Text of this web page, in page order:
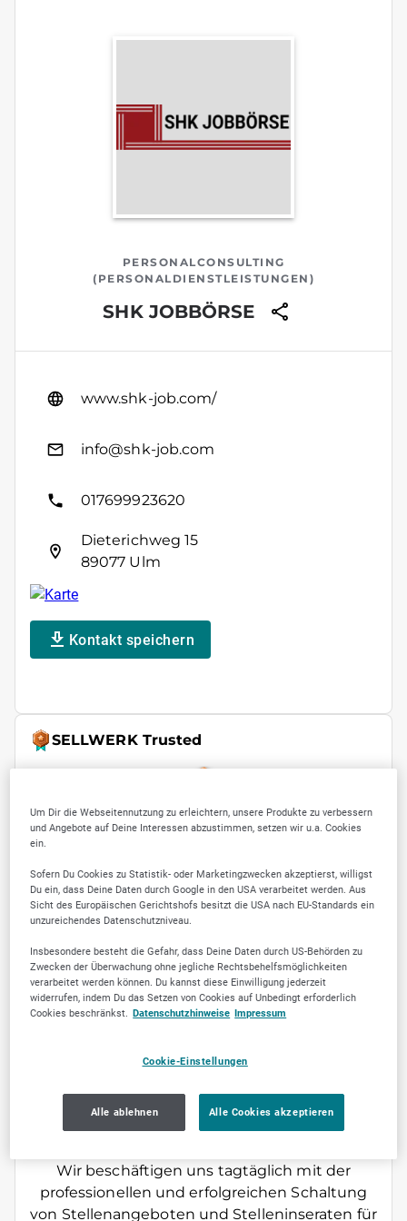
PERSONALCONSULTING
(PERSONALDIENSTLEISTUNGEN)
SHK JOBBÖRSE
www.shk-job.com/
info@shk-job.com
017699923620
Dieterichweg 15
89077 Ulm
Kontakt speichern
SELLWERK Trusted
1676
erfolgreiches Jobportal, welches ausschließlich
für die Sanitär,- Heizungs- und
Wir beschäftigen uns tagtäglich mit der
professionellen und erfolgreichen Schaltung
von Stellenangeboten und Stelleninseraten für
Um Dir die Webseitennutzung zu erleichtern, unsere Produkte zu verbessern
und Angebote auf Deine Interessen abzustimmen, setzen wir u.a. Cookies
ein.
Sofern Du Cookies zu Statistik- oder Marketingzwecken akzeptierst, willigst
Du ein, dass Deine Daten durch Google in den USA verarbeitet werden. Aus
Sicht des Europäischen Gerichtshofs besitzt die USA nach EU-Standards ein
unzureichendes Datenschutzniveau.
Insbesondere besteht die Gefahr, dass Deine Daten durch US-Behörden zu
Zwecken der Überwachung ohne jegliche Rechtsbehelfsmöglichkeiten
verarbeitet werden können. Du kannst diese Einwilligung jederzeit
widerrufen, indem Du das Setzen von Cookies auf Unbedingt erforderlich
Cookies beschränkst. Datenschutzhinweise Impressum
Cookie-Einstellungen
Alle ablehnen Alle Cookies akzeptieren